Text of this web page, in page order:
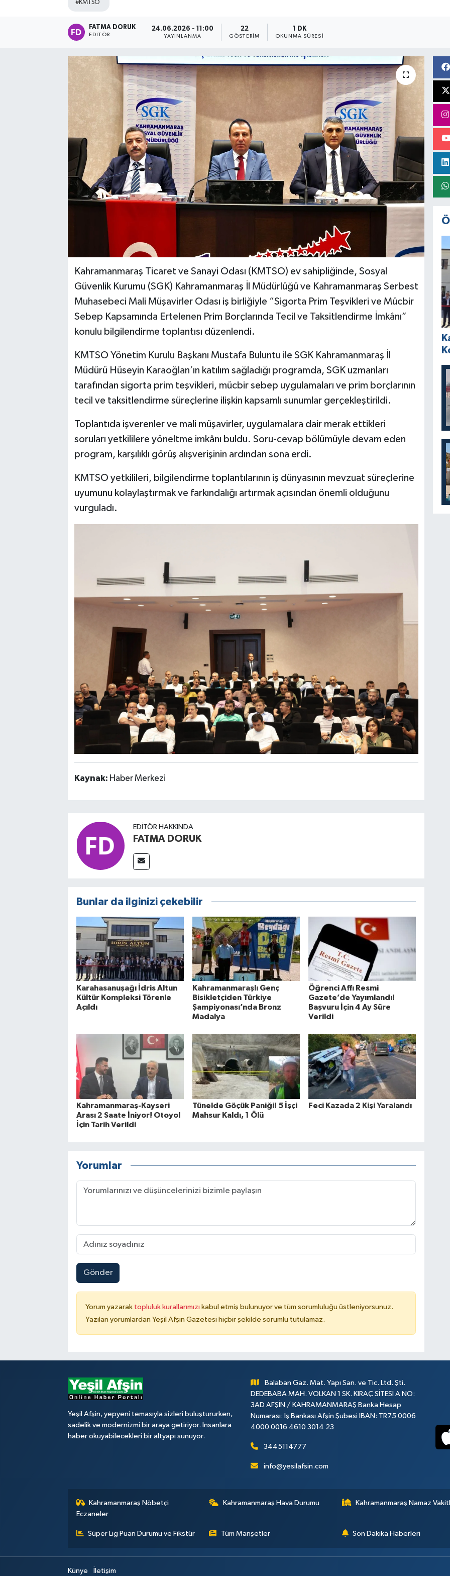
#KMTSO
FATMA DORUK
EDITÖR
24.06.2026 - 11:00
YAYINLANMA
22
GÖSTERIM
1 DK
OKUNMA SÜRESI
Kahramanmaraş Ticaret ve Sanayi Odası (KMTSO) ev sahipliğinde, Sosyal
Güvenlik Kurumu (SGK) Kahramanmaraş İl Müdürlüğü ve Kahramanmaraş Serbest
Muhasebeci Mali Müşavirler Odası iş birliğiyle “Sigorta Prim Teşvikleri ve Mücbir
Sebep Kapsamında Ertelenen Prim Borçlarında Tecil ve Taksitlendirme İmkânı”
konulu bilgilendirme toplantısı düzenlendi.
KMTSO Yönetim Kurulu Başkanı Mustafa Buluntu ile SGK Kahramanmaraş İl
Müdürü Hüseyin Karaoğlan’ın katılım sağladığı programda, SGK uzmanları
tarafından sigorta prim teşvikleri, mücbir sebep uygulamaları ve prim borçlarının
tecil ve taksitlendirme süreçlerine ilişkin kapsamlı sunumlar gerçekleştirildi.
Toplantıda işverenler ve mali müşavirler, uygulamalara dair merak ettikleri
soruları yetkililere yöneltme imkânı buldu. Soru-cevap bölümüyle devam eden
program, karşılıklı görüş alışverişinin ardından sona erdi.
KMTSO yetkilileri, bilgilendirme toplantılarının iş dünyasının mevzuat süreçlerine
uyumunu kolaylaştırmak ve farkındalığı artırmak açısından önemli olduğunu
vurguladı.
Kaynak: Haber Merkezi
EDITÖR HAKKINDA
FATMA DORUK
Bunlar da ilginizi çekebilir
Karahasanuşağı İdris Altun
Kültür Kompleksi Törenle
Açıldı
Kahramanmaraşlı Genç
Bisikletçiden Türkiye
Şampiyonası’nda Bronz
Madalya
Öğrenci Affı Resmi
Gazete’de Yayımlandı!
Başvuru İçin 4 Ay Süre
Verildi
Kahramanmaraş-Kayseri
Arası 2 Saate İniyor! Otoyol
İçin Tarih Verildi
Tünelde Göçük Paniği! 5 İşçi
Mahsur Kaldı, 1 Ölü
Feci Kazada 2 Kişi Yaralandı
Yorumlar
Gönder
Yorum yazarak topluluk kurallarımızı kabul etmiş bulunuyor ve tüm sorumluluğu üstleniyorsunuz.
Yazılan yorumlardan Yeşil Afşin Gazetesi hiçbir şekilde sorumlu tutulamaz.
Yeşil Afşin, yepyeni temasıyla sizleri buluştururken,
sadelik ve modernizmi bir araya getiriyor. İnsanlara
haber okuyabilecekleri bir altyapı sunuyor.
Balaban Gaz. Mat. Yapı San. ve Tic. Ltd. Şti.
DEDEBABA MAH. VOLKAN 1 SK. KIRAÇ SİTESİ A NO:
3AD AFŞİN / KAHRAMANMARAŞ Banka Hesap
Numarası: İş Bankası Afşin Şubesi IBAN: TR75 0006
4000 0016 4610 3014 23
3445114777
info@yesilafsin.com
Kahramanmaraş Nöbetçi
Eczaneler
Kahramanmaraş Hava Durumu Kahramanmaraş Namaz
Süper Lig Puan Durumu ve Fikstür Tüm Manşetler Son Dakika Haberleri
Künye İletişim